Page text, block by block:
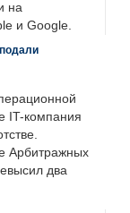
на
и Google.
IT-компания
Арбитражных
два